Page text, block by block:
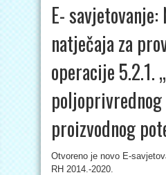
E-
natječaja za
operacije 5.2.1.
proizvodnog
Otvoreno je novo E-
RH 2014.-2020.